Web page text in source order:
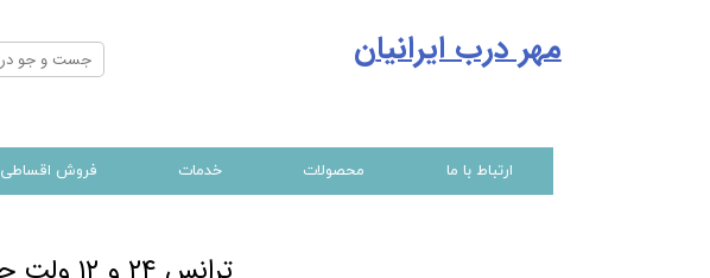
ارتباط با ما محصولات خدمات فروش اقساطی
مهر درب ایرانیان